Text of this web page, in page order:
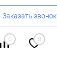
Заказать звонок
0 0